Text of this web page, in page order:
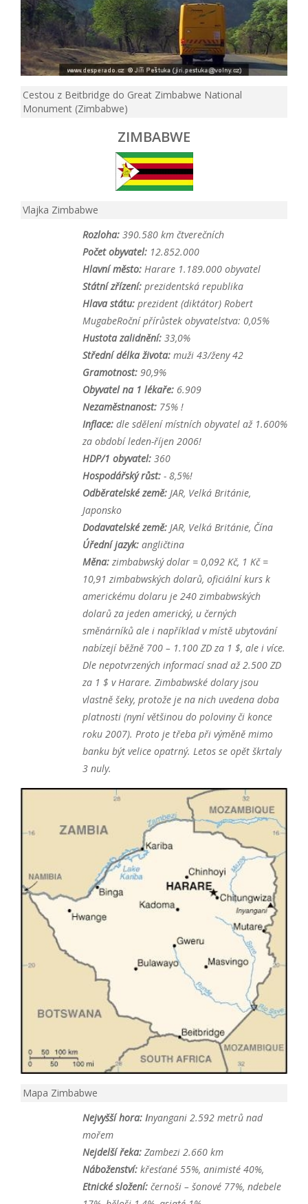
Cestou z Beitbridge do Great Zimbabwe National
Monument (Zimbabwe)
ZIMBABWE
Vlajka Zimbabwe
Rozloha: 390.580 km čtverečních
Počet obyvatel: 12.852.000
Hlavní město: Harare 1.189.000 obyvatel
Státní zřízení: prezidentská republika
Hlava státu: prezident (diktátor) Robert
MugabeRoční přírůstek obyvatelstva: 0,05%
Hustota zalidnění: 33,0%
Střední délka života: muži 43/ženy 42
Gramotnost: 90,9%
Obyvatel na 1 lékaře: 6.909
Nezaměstnanost: 75% !
Inflace: dle sdělení místních obyvatel až 1.600%
za období leden-říjen 2006!
HDP/1 obyvatel: 360
Hospodářský růst: - 8,5%!
Odběratelské země: JAR, Velká Británie,
Japonsko
Dodavatelské země: JAR, Velká Británie, Čína
Úřední jazyk: angličtina
Měna: zimbabwský dolar = 0,092 Kč, 1 Kč =
10,91 zimbabwských dolarů, oficiální kurs k
americkému dolaru je 240 zimbabwských
dolarů za jeden americký, u černých
směnárníků ale i například v místě ubytování
nabízejí běžně 700 – 1.100 ZD za 1 $, ale i více.
Dle nepotvrzených informací snad až 2.500 ZD
za 1 $ v Harare. Zimbabwské dolary jsou
vlastně šeky, protože je na nich uvedena doba
platnosti (nyní většinou do poloviny či konce
roku 2007). Proto je třeba při výměně mimo
banku být velice opatrný. Letos se opět škrtaly
3 nuly.
Mapa Zimbabwe
Nejvyšší hora: Inyangani 2.592 metrů nad
mořem
Nejdelší řeka: Zambezi 2.660 km
Náboženství: křesťané 55%, animisté 40%,
Etnické složení: černoši – šonové 77%, ndebele